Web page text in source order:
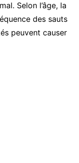
Selon l’âge, la
des sauts
peuvent causer